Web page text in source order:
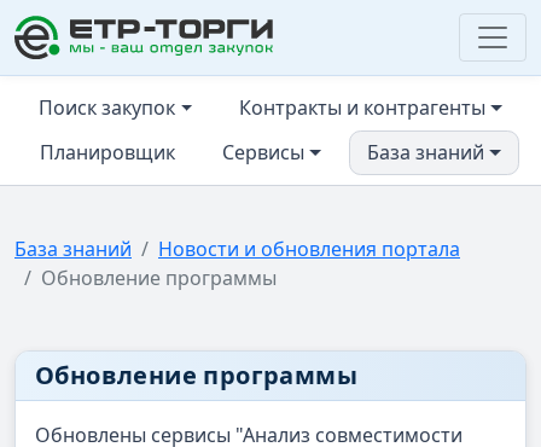
ЕТР-ТОРГИ
Поиск закупок
Контракты и контрагенты
Планировщик
Сервисы База знаний
База знаний
Новости и обновления портала
Обновление программы
Обновление программы
Обновлены сервисы "Анализ совместимости